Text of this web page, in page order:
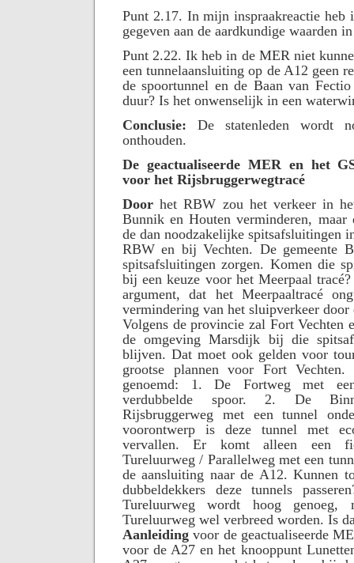
Punt 2.17. In mijn inspraakreactie heb
gegeven aan de aardkundige waarden
Punt 2.22. Ik heb in de MER niet
een tunnelaansluiting op de A12 geen
de spoortunnel en de Baan van
duur? Is het onwenselijk in een
Conclusie: De statenleden wordt
onthouden.
De geactualiseerde MER en het
voor het Rijsbruggerwegtracé
Door het RBW zou het verkeer in
Bunnik en Houten verminderen,
de dan noodzakelijke spitsafsluitingen
RBW en bij Vechten. De gemeente
spitsafsluitingen zorgen. Komen die
bij een keuze voor het Meerpaal
argument, dat het Meerpaaltracé
vermindering van het sluipverkeer
Volgens de provincie zal Fort Vechten
de omgeving Marsdijk bij die
blijven. Dat moet ook gelden voor
grootse plannen voor Fort
genoemd: 1. De Fortweg met
verdubbelde spoor. 2. De
Rijsbruggerweg met een tunnel
voorontwerp is deze tunnel met
vervallen. Er komt alleen een
Tureluurweg / Parallelweg met een
de aansluiting naar de A12. Kunnen
dubbeldekkers deze tunnels
Tureluurweg wordt hoog
Tureluurweg wel verbreed worden. Is
Aanleiding voor de geactualiseerde
voor de A27 en het knooppunt